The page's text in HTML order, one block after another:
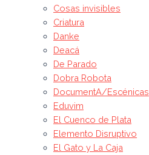
Cosas invisibles
Criatura
Danke
Deacá
De Parado
Dobra Robota
DocumentA/Escénicas
Eduvim
El Cuenco de Plata
Elemento Disruptivo
El Gato y La Caja